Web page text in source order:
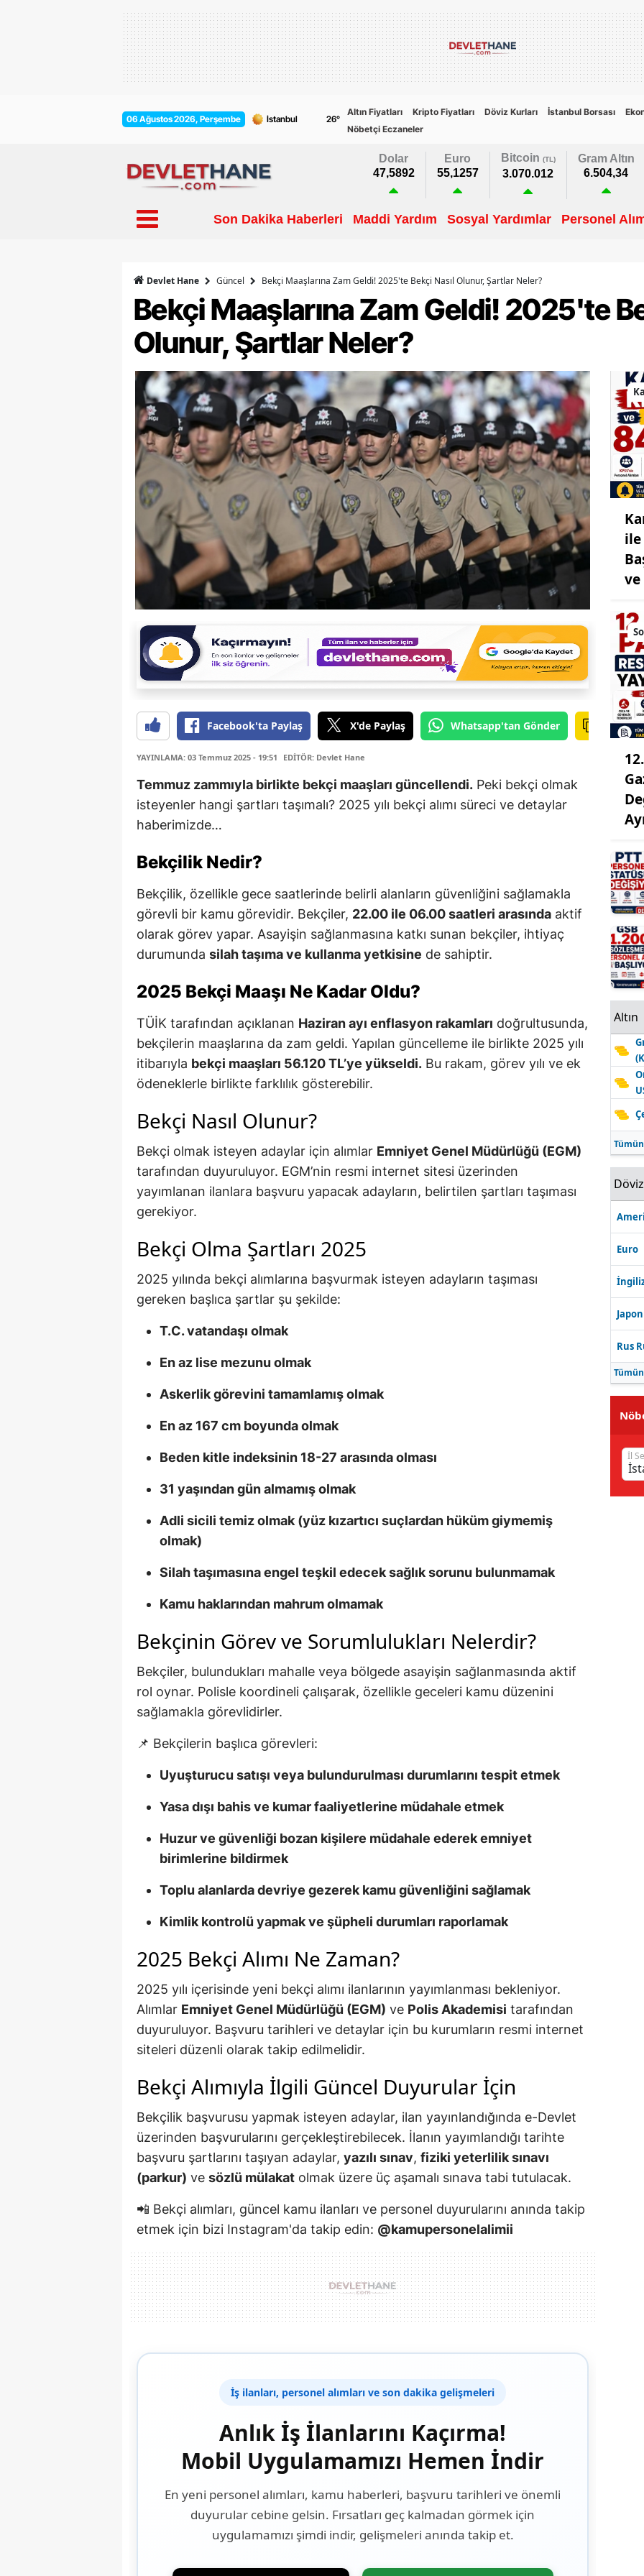
06 Ağustos 2026, Perşembe 26°
Altın Fiyatları Kripto Fiyatları Döviz Kurları İstanbul Borsası
Nöbetçi Eczaneler
Dolar
47,5892
Euro
55,1257
Bitcoin (TL)
3.070.012
Gram Altın
6.504,34
Son Dakika Haberleri Maddi Yardım Sosyal Yardımlar Personel
Devlet Hane Güncel Bekçi Maaşlarına Zam Geldi! 2025'te Bekçi Nasıl Olunur, Şartlar Neler?
Bekçi Maaşlarına Zam Geldi! 2025'te
Olunur, Şartlar Neler?
Facebook'ta Paylaş X'de Paylaş Whatsapp'tan Gönder
YAYINLAMA: 03 Temmuz 2025 - 19:51 EDİTÖR: Devlet Hane
Temmuz zammıyla birlikte bekçi maaşları güncellendi. Peki bekçi olmak
isteyenler hangi şartları taşımalı? 2025 yılı bekçi alımı süreci ve detaylar
haberimizde…
Bekçilik Nedir?
Bekçilik, özellikle gece saatlerinde belirli alanların güvenliğini sağlamakla
görevli bir kamu görevidir. Bekçiler, 22.00 ile 06.00 saatleri arasında aktif
olarak görev yapar. Asayişin sağlanmasına katkı sunan bekçiler, ihtiyaç
durumunda silah taşıma ve kullanma yetkisine de sahiptir.
2025 Bekçi Maaşı Ne Kadar Oldu?
TÜİK tarafından açıklanan Haziran ayı enflasyon rakamları doğrultusunda,
bekçilerin maaşlarına da zam geldi. Yapılan güncelleme ile birlikte 2025 yılı
itibarıyla bekçi maaşları 56.120 TL’ye yükseldi. Bu rakam, görev yılı ve ek
ödeneklerle birlikte farklılık gösterebilir.
Bekçi Nasıl Olunur?
Bekçi olmak isteyen adaylar için alımlar Emniyet Genel Müdürlüğü (EGM)
tarafından duyuruluyor. EGM’nin resmi internet sitesi üzerinden
yayımlanan ilanlara başvuru yapacak adayların, belirtilen şartları taşıması
gerekiyor.
Bekçi Olma Şartları 2025
2025 yılında bekçi alımlarına başvurmak isteyen adayların taşıması
gereken başlıca şartlar şu şekilde:
T.C. vatandaşı olmak
En az lise mezunu olmak
Askerlik görevini tamamlamış olmak
En az 167 cm boyunda olmak
Beden kitle indeksinin 18-27 arasında olması
31 yaşından gün almamış olmak
Adli sicili temiz olmak (yüz kızartıcı suçlardan hüküm giymemiş
olmak)
Silah taşımasına engel teşkil edecek sağlık sorunu bulunmamak
Kamu haklarından mahrum olmamak
Bekçinin Görev ve Sorumlulukları Nelerdir?
Bekçiler, bulundukları mahalle veya bölgede asayişin sağlanmasında aktif
rol oynar. Polisle koordineli çalışarak, özellikle geceleri kamu düzenini
sağlamakla görevlidirler.
📌 Bekçilerin başlıca görevleri:
Uyuşturucu satışı veya bulundurulması durumlarını tespit etmek
Yasa dışı bahis ve kumar faaliyetlerine müdahale etmek
Huzur ve güvenliği bozan kişilere müdahale ederek emniyet
birimlerine bildirmek
Toplu alanlarda devriye gezerek kamu güvenliğini sağlamak
Kimlik kontrolü yapmak ve şüpheli durumları raporlamak
2025 Bekçi Alımı Ne Zaman?
2025 yılı içerisinde yeni bekçi alımı ilanlarının yayımlanması bekleniyor.
Alımlar Emniyet Genel Müdürlüğü (EGM) ve Polis Akademisi tarafından
duyuruluyor. Başvuru tarihleri ve detaylar için bu kurumların resmi internet
siteleri düzenli olarak takip edilmelidir.
Bekçi Alımıyla İlgili Güncel Duyurular İçin
Bekçilik başvurusu yapmak isteyen adaylar, ilan yayınlandığında e-Devlet
üzerinden başvurularını gerçekleştirebilecek. İlanın yayımlandığı tarihte
başvuru şartlarını taşıyan adaylar, yazılı sınav, fiziki yeterlilik sınavı
(parkur) ve sözlü mülakat olmak üzere üç aşamalı sınava tabi tutulacak.
📲 Bekçi alımları, güncel kamu ilanları ve personel duyurularını anında takip
etmek için bizi Instagram'da takip edin: @kamupersonelalimii
İş ilanları, personel alımları ve son dakika gelişmeleri
Anlık İş İlanlarını Kaçırma!
Mobil Uygulamamızı Hemen İndir
En yeni personel alımları, kamu haberleri, başvuru tarihleri ve önemli
duyurular cebine gelsin. Fırsatları geç kalmadan görmek için
uygulamamızı şimdi indir, gelişmeleri anında takip et.
ile
ve
Altın
Döviz
Euro
Rus
İl